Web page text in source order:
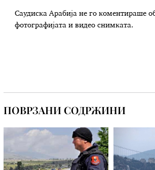
Саудиска Арабија не го коментираше
фотографијата и видео снимката.
ПОВРЗАНИ СОДРЖИНИ